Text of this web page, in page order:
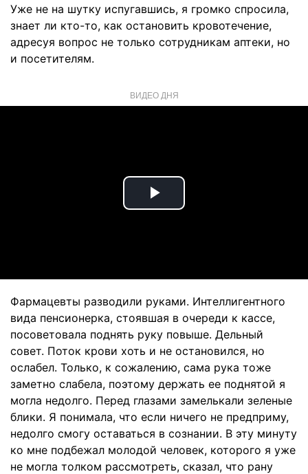
Уже не на шутку испугавшись, я громко спросила,
знает ли кто-то, как остановить кровотечение,
адресуя вопрос не только сотрудникам аптеки, но
и посетителям.
ВИДЕО ДНЯ
Play
Фармацевты разводили руками. Интеллигентного
вида пенсионерка, стоявшая в очереди к кассе,
посоветовала поднять руку повыше. Дельный
совет. Поток крови хоть и не остановился, но
ослабел. Только, к сожалению, сама рука тоже
заметно слабела, поэтому держать ее поднятой я
могла недолго. Перед глазами замелькали зеленые
блики. Я понимала, что если ничего не предприму,
недолго смогу оставаться в сознании. В эту минуту
ко мне подбежал молодой человек, которого я уже
не могла толком рассмотреть, сказал, что рану